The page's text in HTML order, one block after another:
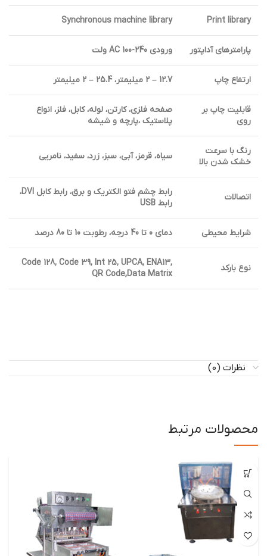
Print library
Synchronous machine library
پارامترهای آداپتور ورودی AC 100-240 ولت
ارتفاع چاپ 12.7 – 2 میلیمتر، 25.4 – 2 میلیمتر
قابلیت چاپ بر
روی
صفحه فلزی، کارتن، لوله، کابل، فلز، انواع
پلاستیک ،پارچه و شیشه
رنگ با سرعت
خشک شدن بالا
سیاه، قرمز، آبی، سبز، زرد، سفید، نامریی
اتصالات
رابط چشم فتو الکتریک و برق، رابط کابل DVI،
رابط USB
شرایط محیطی دمای 0 تا 40 درجه، رطوبت 10 تا 80 درصد
نوع بارکد
Code 128, Code 39, Int 25, UPCA, ENA13,
QR Code,Data Matrix
نظرات (0)
محصولات مرتبط